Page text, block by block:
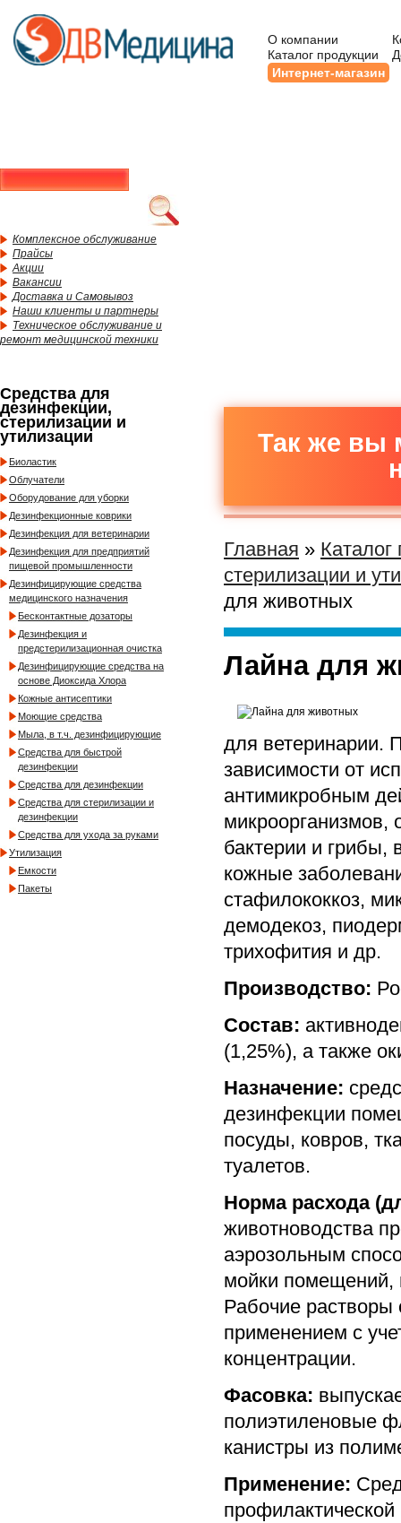
О компании
Каталог продукции
Интернет-магазин
Комплексное обслуживание
Прайсы
Акции
Вакансии
Доставка и Самовывоз
Наши клиенты и партнеры
Техническое обслуживание и
ремонт медицинской техники
Средства для
дезинфекции,
стерилизации и
утилизации
Биоластик
Облучатели
Оборудование для уборки
Дезинфекционные коврики
Дезинфекция для ветеринарии
Дезинфекция для предприятий
пищевой промышленности
Дезинфицирующие средства
медицинского назначения
Бесконтактные дозаторы
Дезинфекция и
предстерилизационная очистка
Дезинфицирующие средства на
основе Диоксида Хлора
Кожные антисептики
Моющие средства
Мыла, в т.ч. дезинфицирующие
Средства для быстрой
дезинфекции
Средства для дезинфекции
Средства для стерилизации и
дезинфекции
Средства для ухода за руками
Утилизация
Емкости
Пакеты
Так же вы
Главная » Каталог
стерилизации и
для животных
Лайна для
для ветеринарии.
зависимости от
антимикробным
микроорганизмов,
бактерии и
кожные
стафилококкоз,
демодекоз,
трихофития и др.
Производство:
Состав:
(1,25%), а также
Назначение:
дезинфекции
посуды, ковров,
туалетов.
Норма расхода
животноводства
аэрозольным
мойки помещений,
Рабочие растворы
применением с
концентрации.
Фасовка:
полиэтиленовые
канистры из
Применение: